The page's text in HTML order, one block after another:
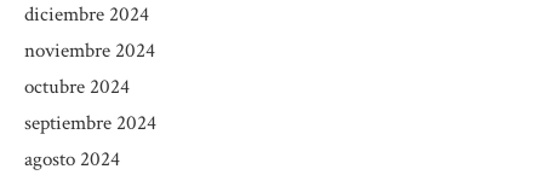
diciembre 2024
noviembre 2024
octubre 2024
septiembre 2024
agosto 2024